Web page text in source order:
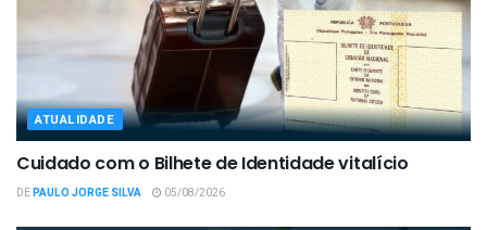
ATUALIDADE
Cuidado com o Bilhete de Identidade vitalício
DEPAULO JORGE SILVA 05/08/2026